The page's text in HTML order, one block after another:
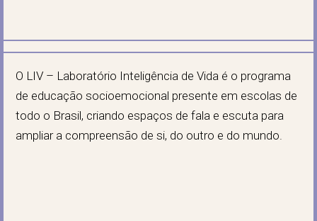
O LIV – Laboratório Inteligência de Vida é o programa
de educação socioemocional presente em escolas de
todo o Brasil, criando espaços de fala e escuta para
ampliar a compreensão de si, do outro e do mundo.